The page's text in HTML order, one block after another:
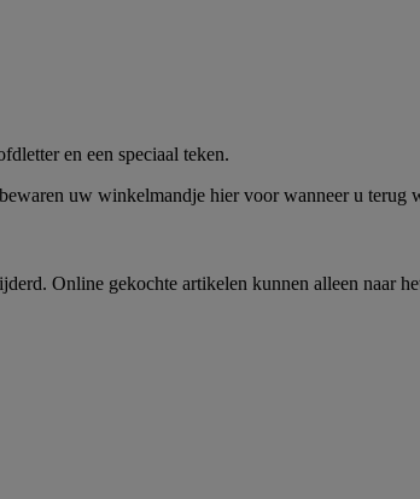
en een speciaal teken.
uw winkelmandje hier voor wanneer u terug
Online gekochte artikelen kunnen alleen naar